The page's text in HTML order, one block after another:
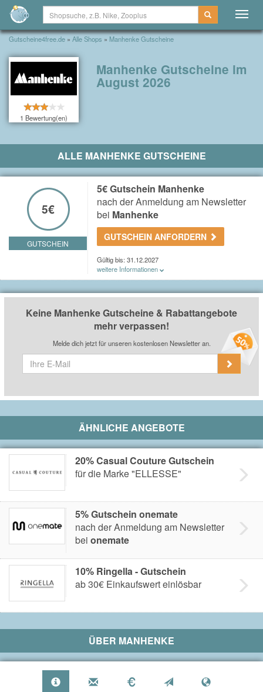
Gutscheine4free.de » Alle Shops » Manhenke Gutscheine
1 Bewertung(en)
Manhenke Gutscheine im
August 2026
ALLE MANHENKE GUTSCHEINE
5€
GUTSCHEIN
5€ Gutschein Manhenke
nach der Anmeldung am Newsletter
bei Manhenke
GUTSCHEIN ANFORDERN
Gültig bis: 31.12.2027
weitere Informationen
Du erhältst einen 5€ Gutschein nach der Anmeldung am
Keine Manhenke Gutscheine & Rabattangebote
mehr verpassen!
Melde dich jetzt für unseren kostenlosen Newsletter an.
ÄHNLICHE ANGEBOTE
20% Casual Couture Gutschein
für die Marke "ELLESSE"
5% Gutschein onemate
nach der Anmeldung am Newsletter
bei onemate
10% Ringella - Gutschein
ab 30€ Einkaufswert einlösbar
ÜBER MANHENKE